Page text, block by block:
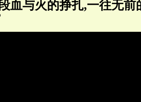
血与火的挣扎,一往无前